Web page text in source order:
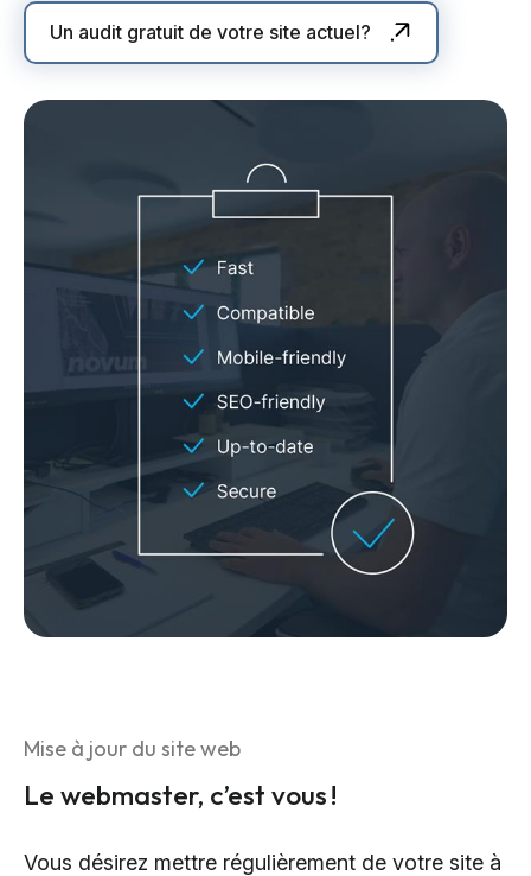
Un audit gratuit de votre site actuel?
Mise à jour du site web
Le webmaster, c’est vous !
Vous désirez mettre régulièrement de votre site à